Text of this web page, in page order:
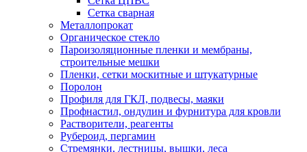
Сетка сварная
Металлопрокат
Органическое стекло
Пароизоляционные пленки и мембраны,
строительные мешки
Пленки, сетки москитные и штукатурные
Поролон
Профиля для ГКЛ, подвесы, маяки
Профнастил, ондулин и фурнитура для кровли
Растворители, реагенты
Рубероид, пергамин
Стремянки, лестницы, вышки, леса